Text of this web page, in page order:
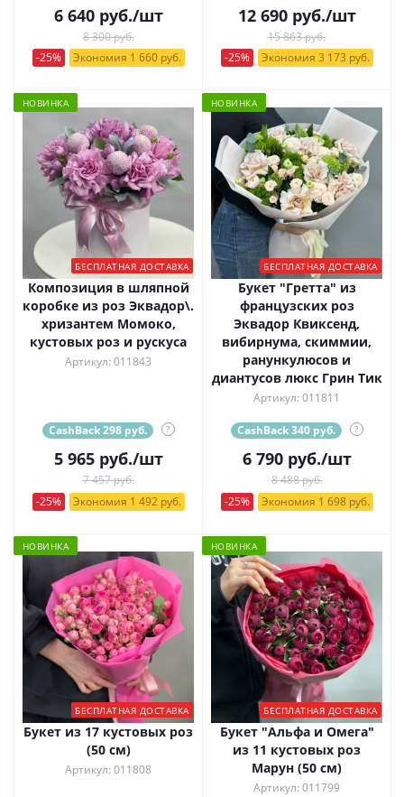
6 640руб./шт
8 300 руб.
-25%
Экономия 1 660 руб.
12 690руб./шт
15 863 руб.
-25%
Экономия 3 173 руб.
НОВИНКА
БЕСПЛАТНАЯ ДОСТАВКА
Композиция в шляпной
коробке из роз Эквадор\.
хризантем Момоко,
кустовых роз и рускуса
Артикул: 011843
CashBack 298 руб. ?
5 965руб./шт
7 457 руб.
-25%
Экономия 1 492 руб.
НОВИНКА
БЕСПЛАТНАЯ ДОСТАВКА
Букет "Гретта" из
французских роз
Эквадор Квиксенд,
вибирнума, скиммии,
ранункулюсов и
диантусов люкс Грин Тик
Артикул: 011811
CashBack 340 руб. ?
6 790руб./шт
8 488 руб.
-25%
Экономия 1 698 руб.
НОВИНКА
БЕСПЛАТНАЯ ДОСТАВКА
Букет из 17 кустовых роз
(50 см)
Артикул: 011808
НОВИНКА
БЕСПЛАТНАЯ ДОСТАВКА
Букет "Альфа и Омега"
из 11 кустовых роз
Марун (50 см)
Артикул: 011799